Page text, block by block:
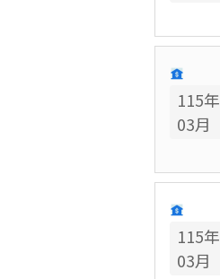
115年
03月
115年
03月